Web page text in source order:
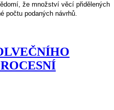
že množství věcí přidělených
počtu podaných návrhů.